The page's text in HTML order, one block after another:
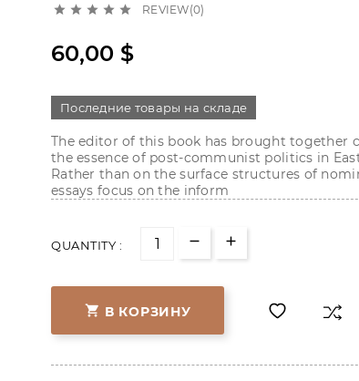
     REVIEW(0)
60,00 $
Последние товары на складе
The editor of this book has brought together
the essence of post-communist politics in
Rather than on the surface structures of
essays focus on the inform
QUANTITY :
 В КОРЗИНУ